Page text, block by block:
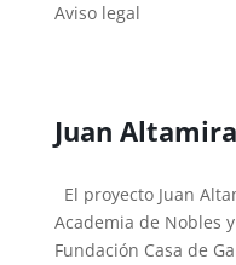
Aviso legal
Juan
El proyecto Juan
Academia de Nobles
Fundación Casa de